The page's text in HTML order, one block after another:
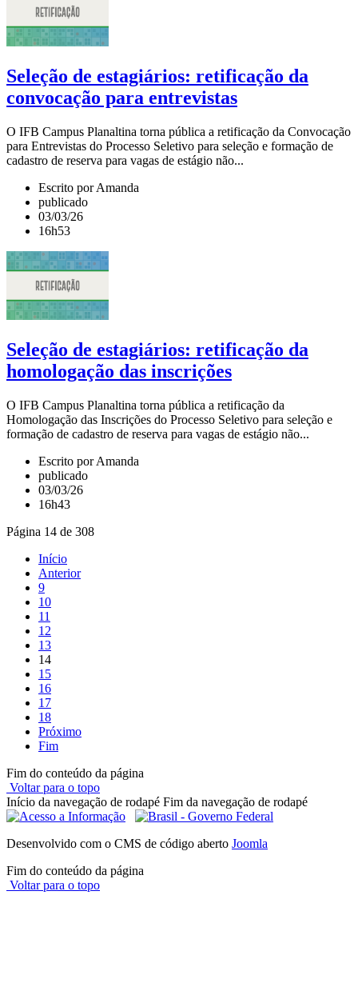
Seleção de estagiários: retificação da
convocação para entrevistas
O IFB Campus Planaltina torna pública a retificação da Convocação
para Entrevistas do Processo Seletivo para seleção e formação de
cadastro de reserva para vagas de estágio não...
Escrito por Amanda
publicado
03/03/26
16h53
Seleção de estagiários: retificação da
homologação das inscrições
O IFB Campus Planaltina torna pública a retificação da
Homologação das Inscrições do Processo Seletivo para seleção e
formação de cadastro de reserva para vagas de estágio não...
Escrito por Amanda
publicado
03/03/26
16h43
Página 14 de 308
Início
Anterior
9
10
11
12
13
14
15
16
17
18
Próximo
Fim
Fim do conteúdo da página
Voltar para o topo
Início da navegação de rodapé Fim da navegação de rodapé
Desenvolvido com o CMS de código aberto Joomla
Fim do conteúdo da página
Voltar para o topo